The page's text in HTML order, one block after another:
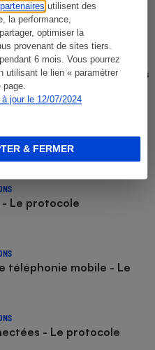
utilisent des
la performance,
optimiser la
provenant de sites tiers.
6 mois. Vous pourrez
utilisant le lien « paramétrer
page.
jour le 12/07/2024
& FERMER
des forfaits mobiles
meilleur forfait, avec ou
clients gratuits - La
non surtaxés
Le protocole
téléphonie mobile - Le
- Le protocole